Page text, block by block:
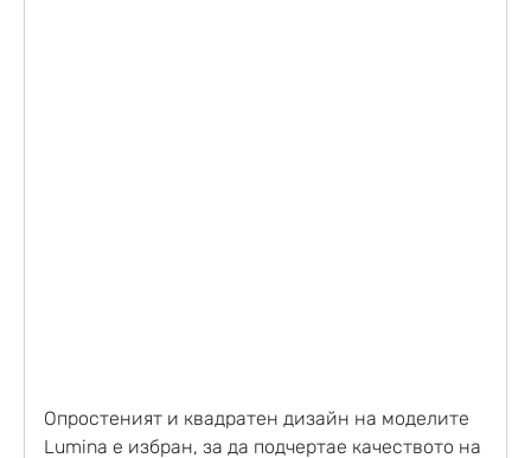
Опростеният и квадратен дизайн на моделите
Lumina е избран, за да подчертае качеството на